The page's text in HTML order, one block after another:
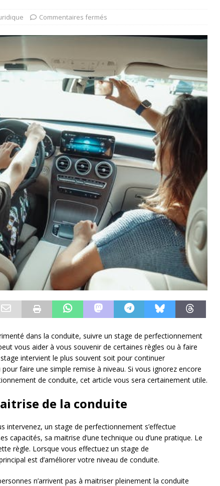
Commentaires fermés
dans la conduite, suivre un stage de perfectionnement
vous aider à vous souvenir de certaines règles ou à faire
intervient le plus souvent soit pour continuer
faire une simple remise à niveau. Si vous ignorez encore
de conduite, cet article vous sera certainement utile.
de la conduite
intervenez, un stage de perfectionnement s’effectue
capacités, sa maitrise d’une technique ou d’une pratique. Le
règle. Lorsque vous effectuez un stage de
est d’améliorer votre niveau de conduite.
n’arrivent pas à maitriser pleinement la conduite